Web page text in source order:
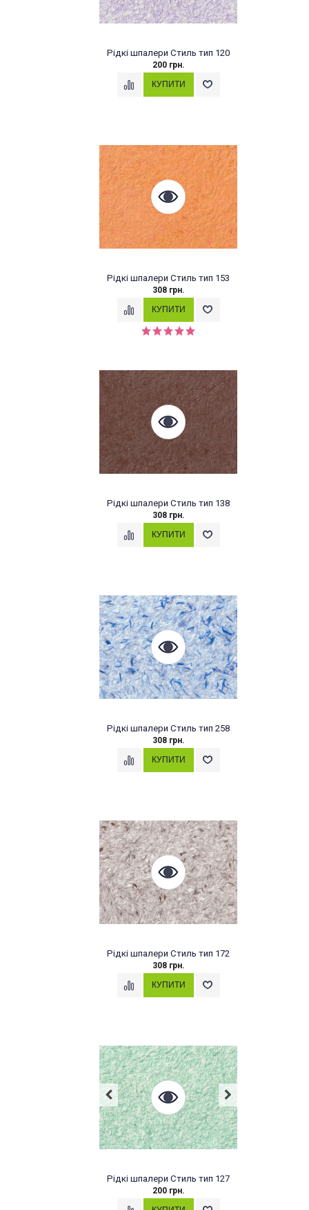
Рідкі шпалери Стиль тип 120
200 грн.
Рідкі шпалери Стиль тип 153
308 грн.
Рідкі шпалери Стиль тип 138
308 грн.
Рідкі шпалери Стиль тип 258
308 грн.
Рідкі шпалери Стиль тип 172
308 грн.
Рідкі шпалери Стиль тип 127
200 грн.